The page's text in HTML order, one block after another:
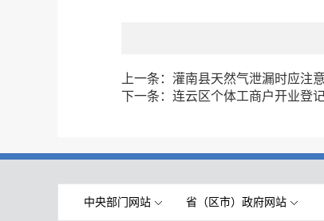
上一条： 灌南县天然气泄漏时应注
下一条： 连云区个体工商户开业登
中央部门网站 省（区市）政府网站